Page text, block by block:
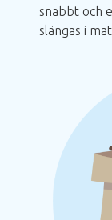
snabbt och
slängas i